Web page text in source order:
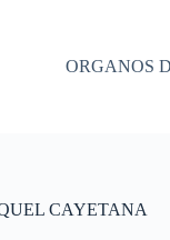
ORGANOS
CAYETANA